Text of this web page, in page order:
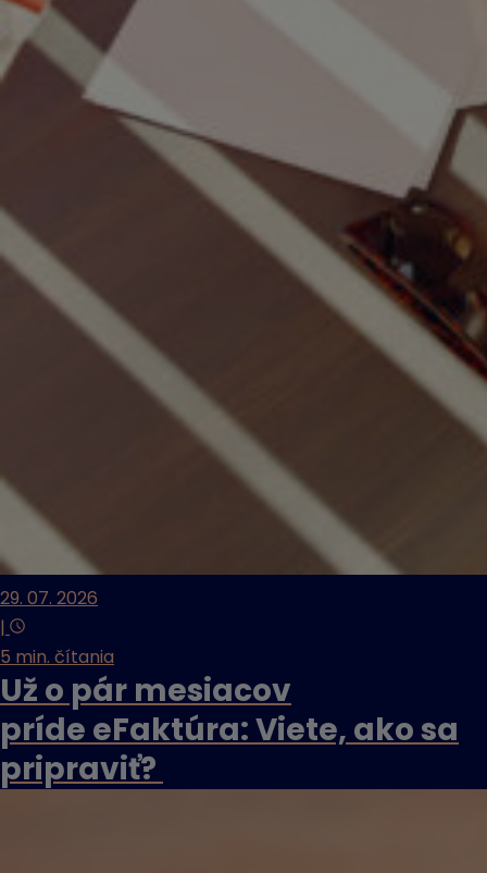
29. 07. 2026
|
5 min. čítania
Už o pár mesiacov
príde eFaktúra: Viete, ako sa
pripraviť?